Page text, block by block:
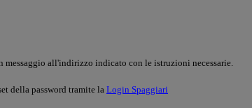
messaggio all'indirizzo indicato con le istruzioni necessarie.
della password tramite la Login Spaggiari